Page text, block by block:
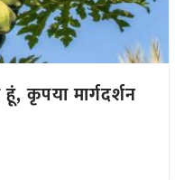
कृपया मार्गदर्शन